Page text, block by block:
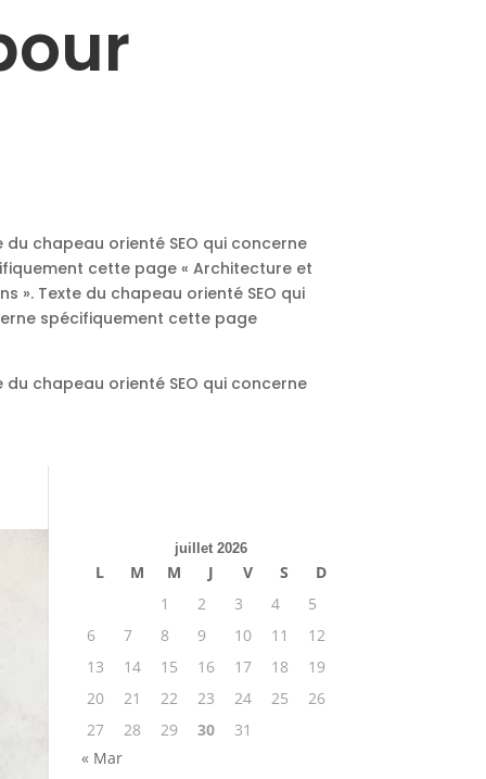
chapeau orienté SEO qui concerne
cette page « Architecture et
». Texte du chapeau orienté SEO qui
spécifiquement cette page
chapeau orienté SEO qui concerne
juillet 2026
L M M J V S
D
1
2 3 4
5
6
7 8 9 10 11
12
13
14 15 16 17 18
19
20
21 22 23 24 25
26
27
28 29 30
31
« Mar